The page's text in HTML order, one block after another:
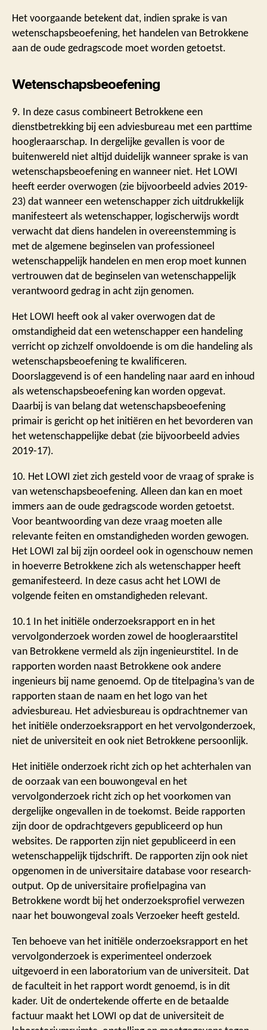
Het voorgaande betekent dat, indien sprake is van
wetenschapsbeoefening, het handelen van Betrokkene
aan de oude gedragscode moet worden getoetst.
Wetenschapsbeoefening
9. In deze casus combineert Betrokkene een
dienstbetrekking bij een adviesbureau met een parttime
hoogleraarschap. In dergelijke gevallen is voor de
buitenwereld niet altijd duidelijk wanneer sprake is van
wetenschapsbeoefening en wanneer niet. Het LOWI
heeft eerder overwogen (zie bijvoorbeeld advies 2019-
23) dat wanneer een wetenschapper zich uitdrukkelijk
manifesteert als wetenschapper, logischerwijs wordt
verwacht dat diens handelen in overeenstemming is
met de algemene beginselen van professioneel
wetenschappelijk handelen en men erop moet kunnen
vertrouwen dat de beginselen van wetenschappelijk
verantwoord gedrag in acht zijn genomen.
Het LOWI heeft ook al vaker overwogen dat de
omstandigheid dat een wetenschapper een handeling
verricht op zichzelf onvoldoende is om die handeling als
wetenschapsbeoefening te kwalificeren.
Doorslaggevend is of een handeling naar aard en inhoud
als wetenschapsbeoefening kan worden opgevat.
Daarbij is van belang dat wetenschapsbeoefening
primair is gericht op het initiëren en het bevorderen van
het wetenschappelijke debat (zie bijvoorbeeld advies
2019-17).
10. Het LOWI ziet zich gesteld voor de vraag of sprake is
van wetenschapsbeoefening. Alleen dan kan en moet
immers aan de oude gedragscode worden getoetst.
Voor beantwoording van deze vraag moeten alle
relevante feiten en omstandigheden worden gewogen.
Het LOWI zal bij zijn oordeel ook in ogenschouw nemen
in hoeverre Betrokkene zich als wetenschapper heeft
gemanifesteerd. In deze casus acht het LOWI de
volgende feiten en omstandigheden relevant.
10.1 In het initiële onderzoeksrapport en in het
vervolgonderzoek worden zowel de hoogleraarstitel
van Betrokkene vermeld als zijn ingenieurstitel. In de
rapporten worden naast Betrokkene ook andere
ingenieurs bij name genoemd. Op de titelpagina’s van de
rapporten staan de naam en het logo van het
adviesbureau. Het adviesbureau is opdrachtnemer van
het initiële onderzoeksrapport en het vervolgonderzoek,
niet de universiteit en ook niet Betrokkene persoonlijk.
Het initiële onderzoek richt zich op het achterhalen van
de oorzaak van een bouwongeval en het
vervolgonderzoek richt zich op het voorkomen van
dergelijke ongevallen in de toekomst. Beide rapporten
zijn door de opdrachtgevers gepubliceerd op hun
websites. De rapporten zijn niet gepubliceerd in een
wetenschappelijk tijdschrift. De rapporten zijn ook niet
opgenomen in de universitaire database voor research-
output. Op de universitaire profielpagina van
Betrokkene wordt bij het onderzoeksprofiel verwezen
naar het bouwongeval zoals Verzoeker heeft gesteld.
Ten behoeve van het initiële onderzoeksrapport en het
vervolgonderzoek is experimenteel onderzoek
uitgevoerd in een laboratorium van de universiteit. Dat
de faculteit in het rapport wordt genoemd, is in dit
kader. Uit de ondertekende offerte en de betaalde
factuur maakt het LOWI op dat de universiteit de